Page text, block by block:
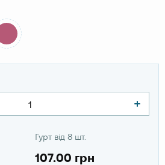
Гурт від 8 шт.
107.00 грн